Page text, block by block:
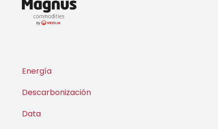
Energía
Descarbonización
Data